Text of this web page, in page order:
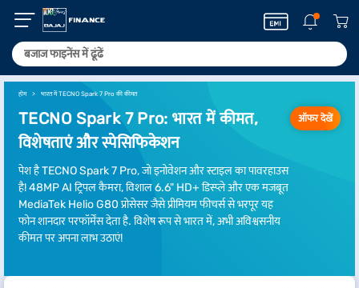
होम भारत में TECNO Spark 7 Pro की कीमत
TECNO Spark 7 Pro: भारत में कीमत,
विशेषताएं और स्पेसिफिकेशन
पेश है TECNO Spark 7 Pro, जो इनोवेशन और स्टाइल का पावरहाउस
है! 48MP AI ट्रिपल कैमरा, विशाल 6.6" HD+ डिस्प्ले और एक मजबूत
MediaTek Helio G80 प्रोसेसर जैसे प्रीमियम फीचर्स से भरपूर यह
फोन शानदार परफॉर्मेंस देता है. विशेष रूप से भारत में, अभी अविश्वसनीय
कीमत पर अपना लाभ उठाएं!
ऑफर देखें